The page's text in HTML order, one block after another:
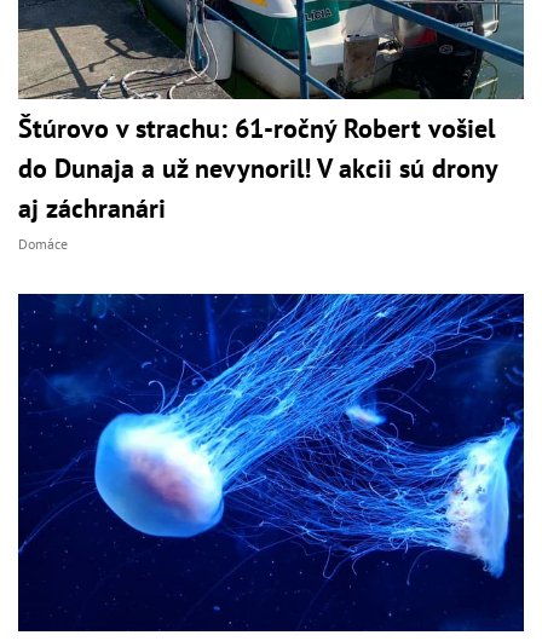
Štúrovo v strachu: 61-ročný Robert vošiel
do Dunaja a už nevynoril! V akcii sú drony
aj záchranári
Domáce